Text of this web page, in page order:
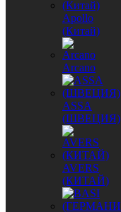
Apollo
(Китай)
Arcano
ASSA
(ШВЕЦИЯ)
AVERS
(КИТАЙ)